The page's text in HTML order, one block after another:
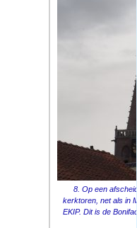
8. Op een
kerktoren, net als in
EKIP. Dit is de